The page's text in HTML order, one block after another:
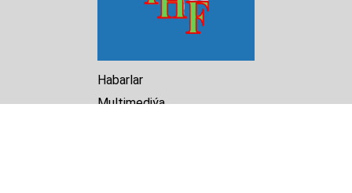
Habarlar
Multimediýa